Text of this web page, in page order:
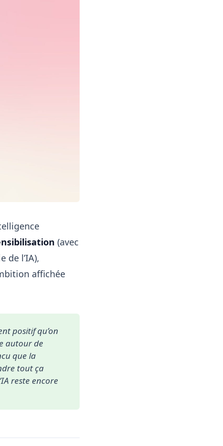
(avec
de l’IA),
affichée
positif qu’on
autour de
que la
tout ça
reste encore